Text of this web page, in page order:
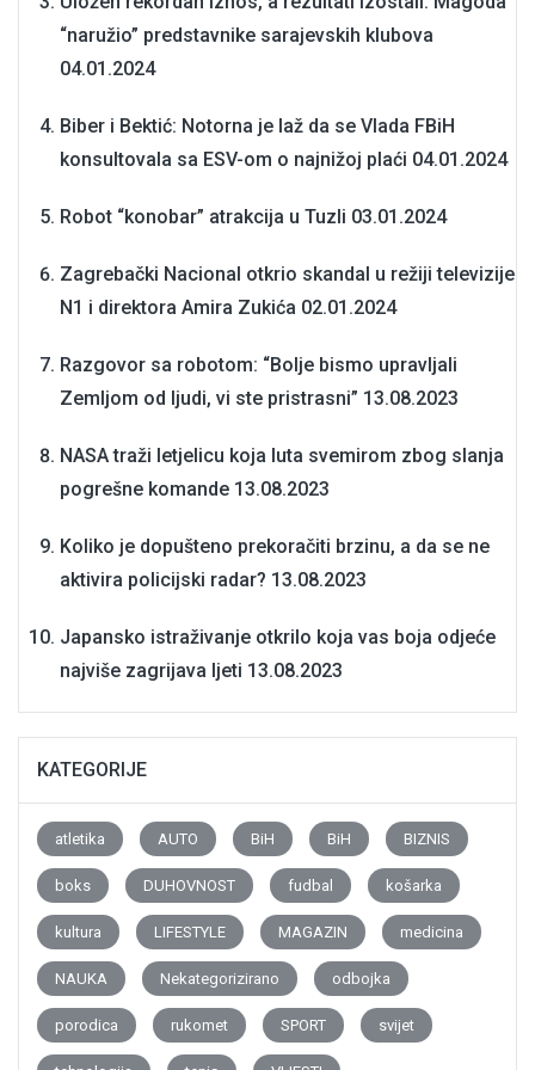
“naružio” predstavnike sarajevskih klubova
04.01.2024
Biber i Bektić: Notorna je laž da se Vlada FBiH
konsultovala sa ESV-om o najnižoj plaći 04.01.2024
Robot “konobar” atrakcija u Tuzli 03.01.2024
Zagrebački Nacional otkrio skandal u režiji televizije
N1 i direktora Amira Zukića 02.01.2024
Razgovor sa robotom: “Bolje bismo upravljali
Zemljom od ljudi, vi ste pristrasni” 13.08.2023
NASA traži letjelicu koja luta svemirom zbog slanja
pogrešne komande 13.08.2023
Koliko je dopušteno prekoračiti brzinu, a da se ne
aktivira policijski radar? 13.08.2023
Japansko istraživanje otkrilo koja vas boja odjeće
najviše zagrijava ljeti 13.08.2023
KATEGORIJE
atletika AUTO BiH BiH BIZNIS
boks DUHOVNOST fudbal košarka
kultura LIFESTYLE MAGAZIN medicina
NAUKA Nekategorizirano odbojka
porodica rukomet SPORT svijet